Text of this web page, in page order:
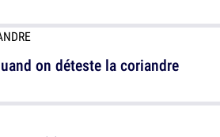
on déteste la coriandre